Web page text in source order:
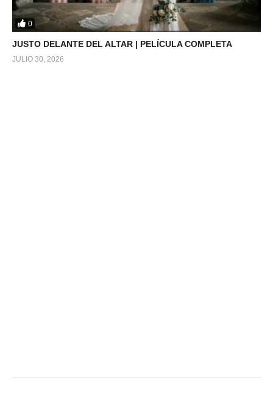
0
JUSTO DELANTE DEL ALTAR | PELÍCULA COMPLETA
JULIO 30, 2026